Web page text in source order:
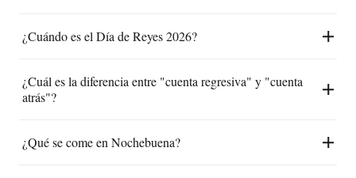
¿Cuándo es el Día de Reyes 2026?
¿Cuál es la diferencia entre "cuenta regresiva" y "cuenta
atrás"?
¿Qué se come en Nochebuena?